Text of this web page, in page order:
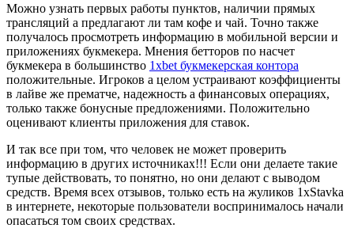
Можно узнать первых работы пунктов, наличии прямых
трансляций а предлагают ли там кофе и чай. Точно также
получалось просмотреть информацию в мобильной версии и
приложениях букмекера. Мнения бетторов по насчет
букмекера в большинство 1xbet букмекерская контора
положительные. Игроков а целом устраивают коэффициенты
в лайве же прематче, надежность а финансовых операциях,
только также бонусные предложениями. Положительно
оценивают клиенты приложения для ставок.
И так все при том, что человек не может проверить
информацию в других источниках!!! Если они делаете такие
тупые действовать, то понятно, но они делают с выводом
средств. Время всех отзывов, только есть на жуликов 1xStavka
в интернете, некоторые пользователи воспринималось начали
опасаться том своих средствах.